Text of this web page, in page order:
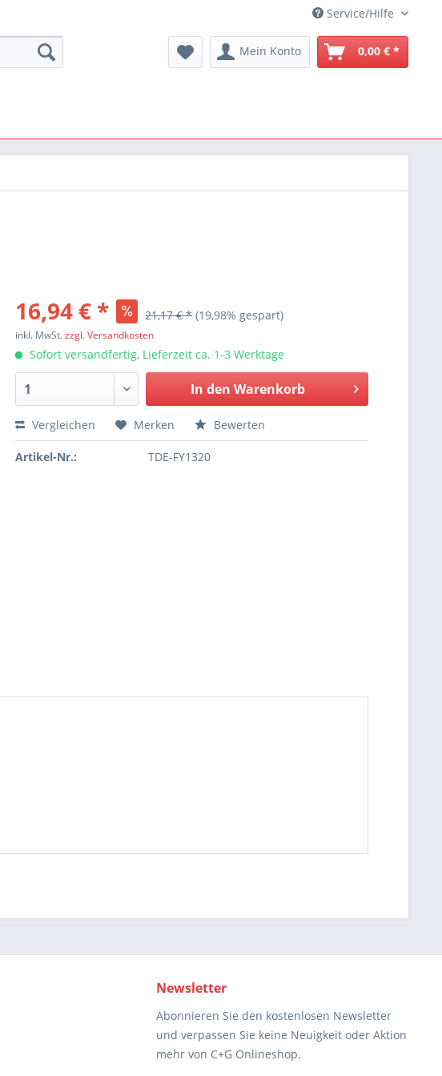
Service/Hilfe
Mein Konto 0,00 € *
16,94 € * 21,17 € * (19,98% gespart)
inkl. MwSt.zzgl. Versandkosten
Sofort versandfertig, Lieferzeit ca. 1-3 Werktage
In den Warenkorb
Vergleichen Merken Bewerten
Artikel-Nr.: TDE-FY1320
Newsletter
Abonnieren Sie den kostenlosen Newsletter
und verpassen Sie keine Neuigkeit oder Aktion
mehr von C+G Onlineshop.